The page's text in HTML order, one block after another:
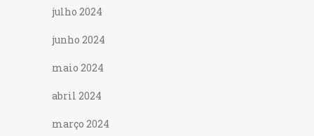
julho 2024
junho 2024
maio 2024
abril 2024
março 2024